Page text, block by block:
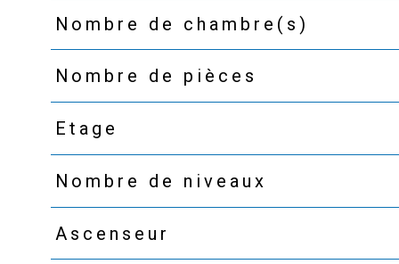
Nombre de chambre(s)
Nombre de pièces
Etage
Nombre de niveaux
Ascenseur